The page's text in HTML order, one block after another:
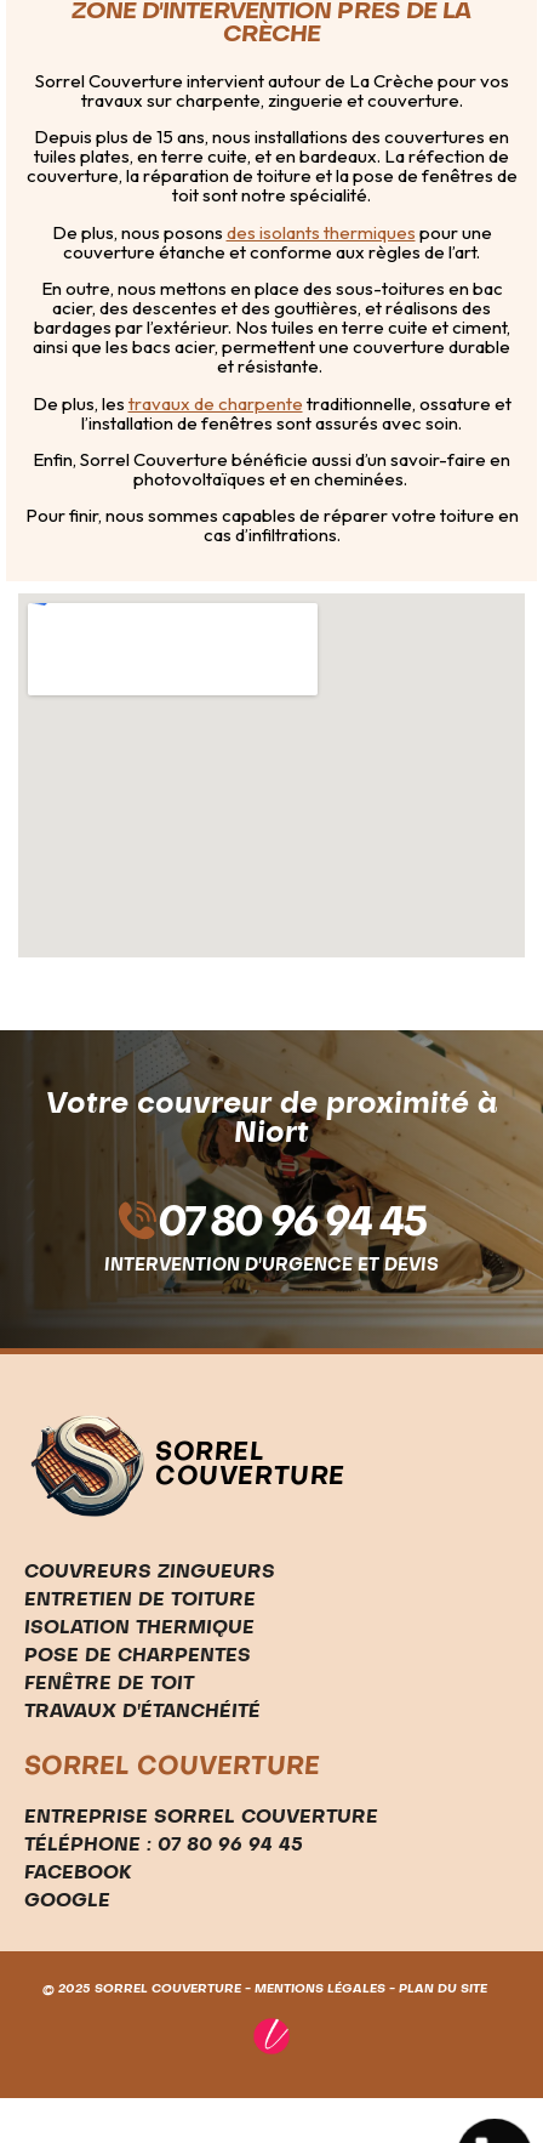
ZONE D'INTERVENTION PRÈS DE LA
CRÈCHE
Sorrel Couverture intervient autour de La Crèche pour vos
travaux sur charpente, zinguerie et couverture.
Depuis plus de 15 ans, nous installations des couvertures en
tuiles plates, en terre cuite, et en bardeaux. La réfection de
couverture, la réparation de toiture et la pose de fenêtres de
toit sont notre spécialité.
De plus, nous posons des isolants thermiques pour une
couverture étanche et conforme aux règles de l’art.
En outre, nous mettons en place des sous-toitures en bac
acier, des descentes et des gouttières, et réalisons des
bardages par l’extérieur. Nos tuiles en terre cuite et ciment,
ainsi que les bacs acier, permettent une couverture durable
et résistante.
De plus, les travaux de charpente traditionnelle, ossature et
l’installation de fenêtres sont assurés avec soin.
Enfin, Sorrel Couverture bénéficie aussi d’un savoir-faire en
photovoltaïques et en cheminées.
Pour finir, nous sommes capables de réparer votre toiture en
cas d’infiltrations.
Votre couvreur de proximité à
Niort
07 80 96 94 45
INTERVENTION D'URGENCE ET DEVIS
SORREL
COUVERTURE
COUVREURS ZINGUEURS
ENTRETIEN DE TOITURE
ISOLATION THERMIQUE
POSE DE CHARPENTES
FENÊTRE DE TOIT
TRAVAUX D'ÉTANCHÉITÉ
SORREL COUVERTURE
ENTREPRISE SORREL COUVERTURE
TÉLÉPHONE : 07 80 96 94 45
FACEBOOK
GOOGLE
© 2025 SORREL COUVERTURE - MENTIONS LÉGALES- PLAN DU SITE